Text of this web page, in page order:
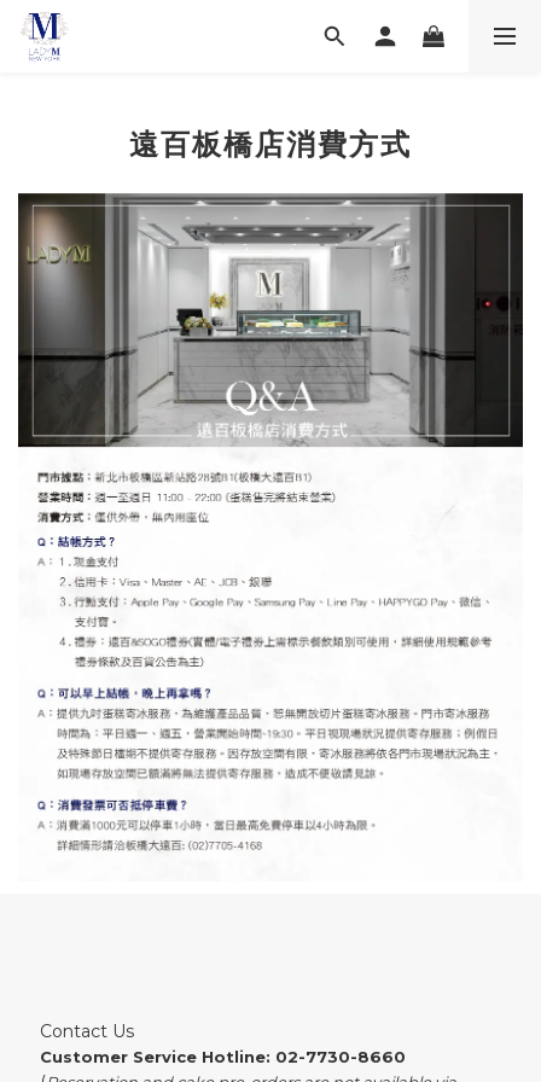
遠百板橋店消費方式
Contact Us
Customer Service Hotline: 02-7730-8660